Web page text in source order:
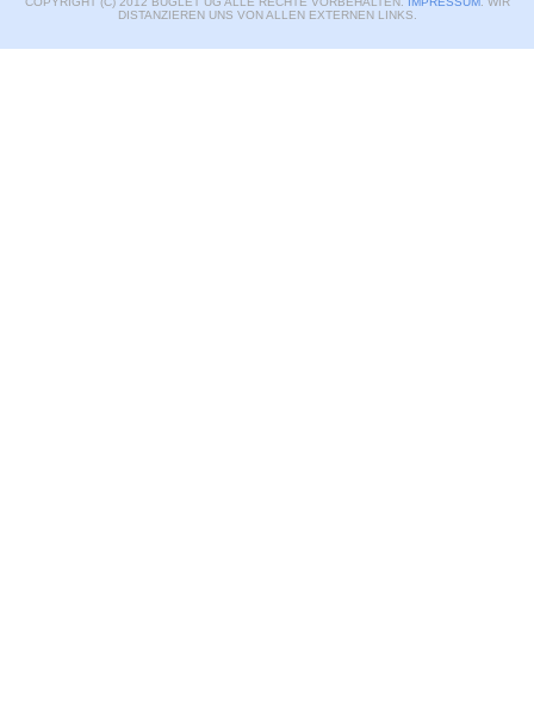
DISTANZIEREN UNS VON ALLEN EXTERNEN LINKS.